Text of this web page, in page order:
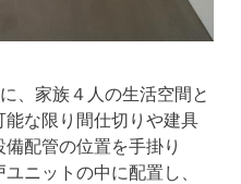
、家族４人の生活空間と
な限り間仕切りや建具
配管の位置を手掛り
ニットの中に配置し、